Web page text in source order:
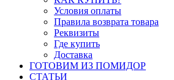
Условия оплаты
Правила возврата товара
Реквизиты
Где купить
Доставка
ГОТОВИМ ИЗ ПОМИДОР
СТАТЬИ